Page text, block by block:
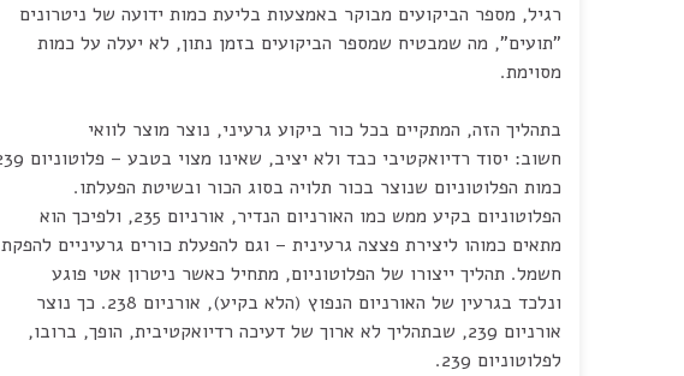
רגיל, מספר הביקועים מבוקר באמצעות בליעת כמות ידועה של ניטרונים
"תועים", מה שמבטיח שמספר הביקועים בזמן נתון, לא יעלה על כמות
מסוימת.
בתהליך הזה, המתקיים בכל כור ביקוע גרעיני, נוצר מוצר לוואי
חשוב: יסוד רדיואקטיבי כבד ולא יציב, שאינו מצוי בטבע – פלוטוניום 239.
כמות הפלוטוניום שנוצר בכור תלויה בסוג הכור ובשיטת הפעלתו.
הפלוטוניום בקיע ממש כמו האורניום הנדיר, אורניום 235, ולפיכך הוא
מתאים כמוהו ליצירת פצצה גרעינית – וגם להפעלת כורים גרעיניים להפקת
חשמל. תהליך ייצורו של הפלוטוניום, מתחיל כאשר ניטרון אטי פוגע
ונלכד בגרעין של האורניום הנפוץ (הלא בקיע), אורניום 238. כך נוצר
אורניום 239, שבתהליך לא ארוך של דעיכה רדיואקטיבית, הופך, ברובו,
לפלוטוניום 239.